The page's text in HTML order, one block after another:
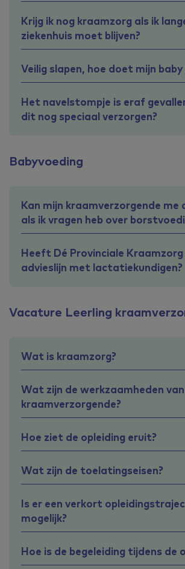
Krijg ik nog kraamzorg als ik
ziekenhuis moet blijven?
Veilig slapen, hoe doet mijn
Het navelstompje is eraf
dit nog speciaal verzorgen?
Babyvoeding
Kan mijn kraamverzorgende me
als ik vragen heb over
Heeft Dé Provinciale Kraamzorg
advieslijn met lactatiekundigen?
Vacature Leerling
Wat is kraamzorg?
Wat zijn de werkzaamheden
kraamverzorgende?
Hoe ziet de opleiding eruit?
Wat zijn de toelatingseisen?
Is er een verkort
mogelijk?
Hoe is de begeleiding tijdens de